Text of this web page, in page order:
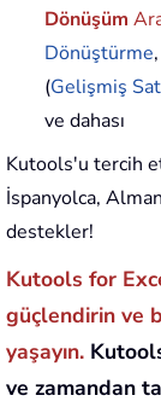
Dönüşüm
Dönüştürme
(Gelişmiş
ve dahası
Kutools'u tercih
İspanyolca,
destekler!
Kutools for
güçlendirin ve
yaşayın.
ve zamandan